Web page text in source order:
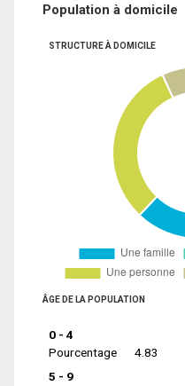
Population à domicile
STRUCTURE À DOMICILE
ÂGE DE LA POPULATION
0 - 4
Pourcentage
4.83
5 - 9